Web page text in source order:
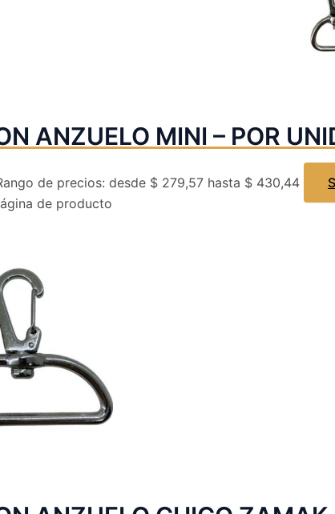
ANZUELO MINI – POR
de precios: desde $ 279,57 hasta $ 430,44
de producto